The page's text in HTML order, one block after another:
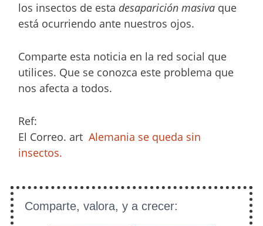
los insectos de esta desaparición masiva que
está ocurriendo ante nuestros ojos.
Comparte esta noticia en la red social que
utilices. Que se conozca este problema que
nos afecta a todos.
Ref:
El Correo. artAlemania se queda sin
insectos.
Comparte, valora, y a crecer: